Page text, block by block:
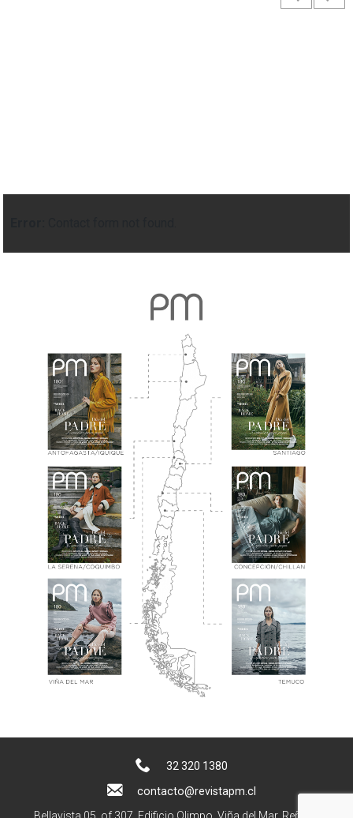
32 320 1380
contacto@revistapm.cl